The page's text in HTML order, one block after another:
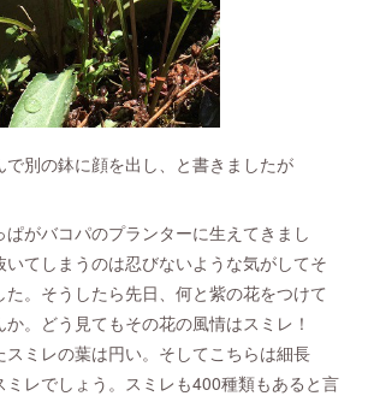
で別の鉢に顔を出し、と書きましたが
がバコパのプランターに生えてきまし
いてしまうのは忍びないような気がしてそ
。そうしたら先日、何と紫の花をつけて
か。どう見てもその花の風情はスミレ！
スミレの葉は円い。そしてこちらは細長
ミレでしょう。スミレも400種類もあると言